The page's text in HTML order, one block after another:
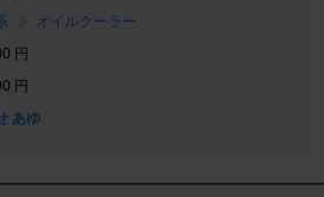
オイルクーラー
円
円
あゆ